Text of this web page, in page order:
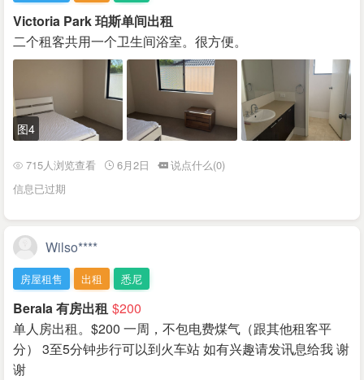
Victoria Park 珀斯单间出租
二个租客共用一个卫生间浴室。很方便。
图4
715人浏览查看 6月2日
说点什么(0)
信息已过期
Wilso****
房屋租售 出租 悉尼
Berala 有房出租 $200
单人房出租。$200 一周，不包电费煤气（跟其他租客平
分） 3至5分钟步行可以到火车站 如有兴趣请发讯息给我 谢
谢